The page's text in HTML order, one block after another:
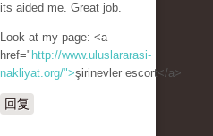
its aided me. Great job.
Look at my page: <a
href=" http://www.uluslararasi-
nakliyat.org/">şirinevler escort</a>
回复